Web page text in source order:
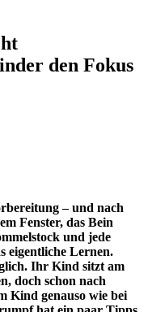
den Fokus
– und nach
Fenster, das Bein
und jede
eigentliche Lernen.
Ihr Kind sitzt am
doch schon nach
Kind genauso wie bei